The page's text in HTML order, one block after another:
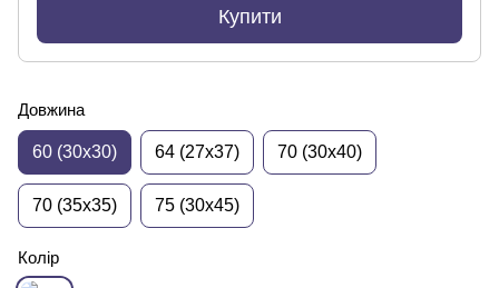
Купити
Довжина
60 (30x30) 64 (27x37) 70 (30x40)
70 (35x35) 75 (30x45)
Колір